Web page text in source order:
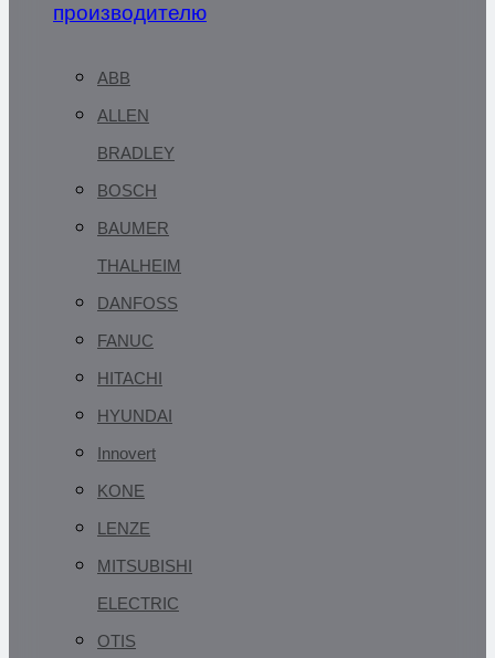
производителю
ABB
ALLEN
BRADLEY
BOSCH
BAUMER
THALHEIM
DANFOSS
FANUC
HITACHI
HYUNDAI
Innovert
KONE
LENZE
MITSUBISHI
ELECTRIC
OTIS